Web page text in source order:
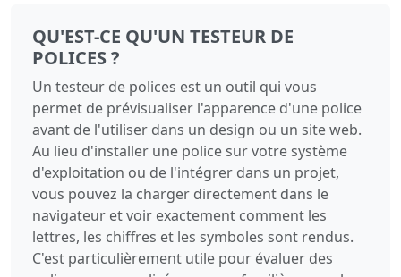
QU'EST-CE QU'UN TESTEUR DE
POLICES ?
Un testeur de polices est un outil qui vous
permet de prévisualiser l'apparence d'une police
avant de l'utiliser dans un design ou un site web.
Au lieu d'installer une police sur votre système
d'exploitation ou de l'intégrer dans un projet,
vous pouvez la charger directement dans le
navigateur et voir exactement comment les
lettres, les chiffres et les symboles sont rendus.
C'est particulièrement utile pour évaluer des